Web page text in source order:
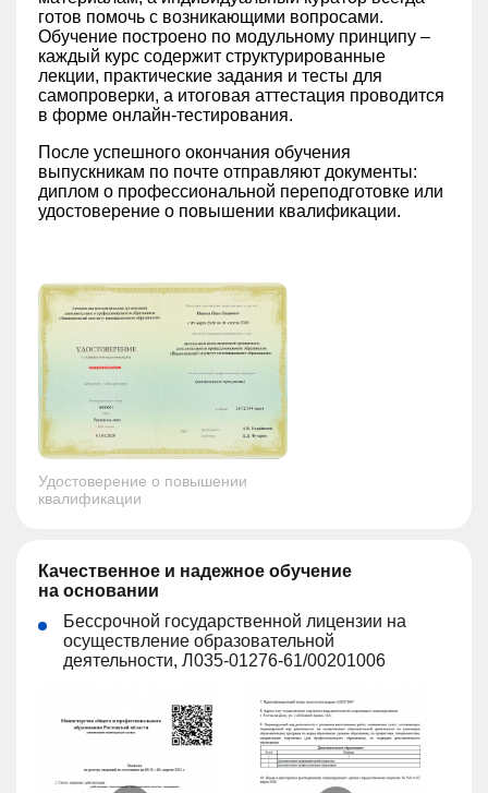
готов помочь с возникающими вопросами.
Обучение построено по модульному принципу –
каждый курс содержит структурированные
лекции, практические задания и тесты для
самопроверки, а итоговая аттестация проводится
в форме онлайн-тестирования.
После успешного окончания обучения
выпускникам по почте отправляют документы:
диплом о профессиональной переподготовке или
удостоверение о повышении квалификации.
Удостоверение о повышении
квалификации
Качественное и надежное обучение
на основании
Бессрочной государственной лицензии на
осуществление образовательной
деятельности, Л035-01276-61/00201006